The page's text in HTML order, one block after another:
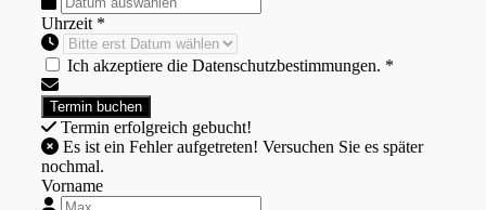
Uhrzeit *
Ich akzeptiere die Datenschutzbestimmungen. *
Termin erfolgreich gebucht!
nochmal.
Vorname